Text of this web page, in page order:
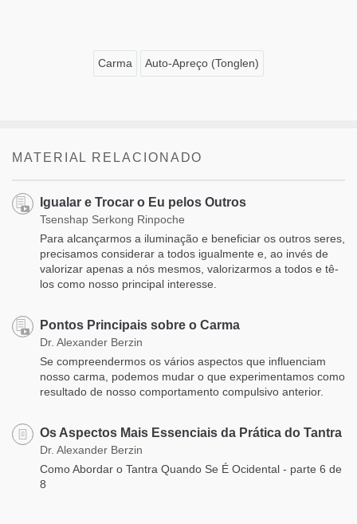
Carma Auto-Apreço (Tonglen)
MATERIAL RELACIONADO
Igualar e Trocar o Eu pelos Outros
Tsenshap Serkong Rinpoche
Para alcançarmos a iluminação e beneficiar os outros seres,
precisamos considerar a todos igualmente e, ao invés de
valorizar apenas a nós mesmos, valorizarmos a todos e tê-
los como nosso principal interesse.
Pontos Principais sobre o Carma
Dr. Alexander Berzin
Se compreendermos os vários aspectos que influenciam
nosso carma, podemos mudar o que experimentamos como
resultado de nosso comportamento compulsivo anterior.
Os Aspectos Mais Essenciais da Prática do Tantra
Dr. Alexander Berzin
Como Abordar o Tantra Quando Se É Ocidental - parte 6 de
8